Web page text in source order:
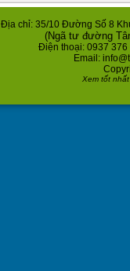
Địa chỉ: 35/10 Đường Số 8
(Ngã tư đường
Điện thoại: 0937 376
Email:
Xem tốt